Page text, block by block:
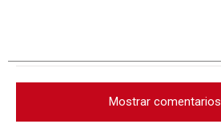
Mostrar comentarios